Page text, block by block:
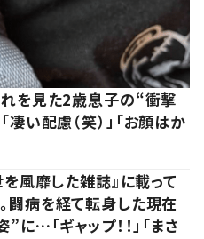
れを見た2歳息子の“衝撃
い配慮（笑）」「お顔はか
風靡した雑誌』に載って
闘病を経て転身した現在
に…「ギャップ！！」「まさ